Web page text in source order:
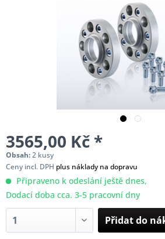
3565,00 Kč *
Obsah:2 kusy
Ceny incl. DPH plus náklady na dopravu
Připraveno k odeslání ještě dnes,
Dodací doba cca. 3-5 pracovní dny
Přidat do